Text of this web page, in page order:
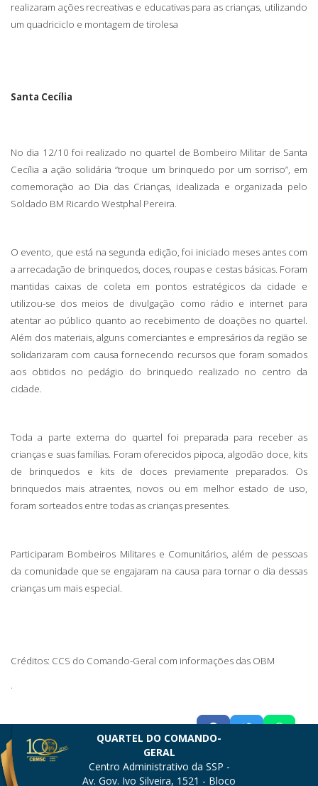
realizaram ações recreativas e educativas para as crianças, utilizando
um quadriciclo e montagem de tirolesa
Santa Cecília
No dia 12/10 foi realizado no quartel de Bombeiro Militar de Santa
Cecília a ação solidária “troque um brinquedo por um sorriso”, em
comemoração ao Dia das Crianças, idealizada e organizada pelo
Soldado BM Ricardo Westphal Pereira.
O evento, que está na segunda edição, foi iniciado meses antes com
a arrecadação de brinquedos, doces, roupas e cestas básicas. Foram
mantidas caixas de coleta em pontos estratégicos da cidade e
utilizou-se dos meios de divulgação como rádio e internet para
atentar ao público quanto ao recebimento de doações no quartel.
Além dos materiais, alguns comerciantes e empresários da região se
solidarizaram com causa fornecendo recursos que foram somados
aos obtidos no pedágio do brinquedo realizado no centro da
cidade.
Toda a parte externa do quartel foi preparada para receber as
crianças e suas famílias. Foram oferecidos pipoca, algodão doce, kits
de brinquedos e kits de doces previamente preparados. Os
brinquedos mais atraentes, novos ou em melhor estado de uso,
foram sorteados entre todas as crianças presentes.
Participaram Bombeiros Militares e Comunitários, além de pessoas
da comunidade que se engajaram na causa para tornar o dia dessas
crianças um mais especial.
Créditos: CCS do Comando-Geral com informações das OBM
.
QUARTEL DO COMANDO-
GERAL
Centro Administrativo da SSP -
Av. Gov. Ivo Silveira, 1521 - Bloco